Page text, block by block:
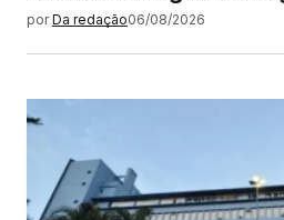
por Da redação06/08/2026